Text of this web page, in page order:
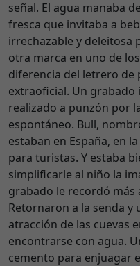
señal. El agua manaba
fresca que invitaba a
irrechazable y deleitosa
otra marca en uno de
diferencia del letrero de
extraoficial. Un
realizado a punzón por
espontáneo. Bull,
estaban en España, en
para turistas. Y estaba
simplificarle al niño la
grabado le recordó
Retornaron a la senda y
atracción de las cuevas
encontrarse con agua.
cemento para enjuagar